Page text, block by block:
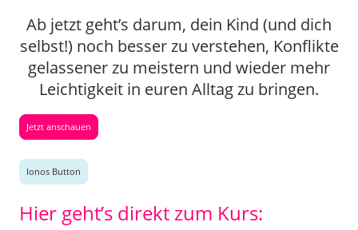
Ab jetzt geht’s darum, dein Kind (und dich
selbst!) noch besser zu verstehen, Konflikte
gelassener zu meistern und wieder mehr
Leichtigkeit in euren Alltag zu bringen.
Jetzt anschauen
Ionos Button
Hier geht’s direkt zum Kurs: